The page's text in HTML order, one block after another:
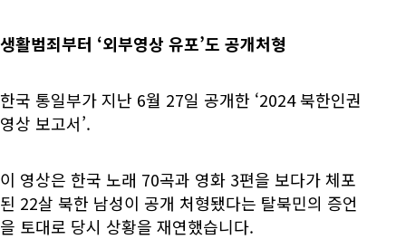
생활범죄부터 ‘외부영상 유포’도 공개처형
한국 통일부가 지난 6월 27일 공개한 ‘2024 북한인권
영상 보고서’.
이 영상은 한국 노래 70곡과 영화 3편을 보다가 체포
된 22살 북한 남성이 공개 처형됐다는 탈북민의 증언
을 토대로 당시 상황을 재연했습니다.